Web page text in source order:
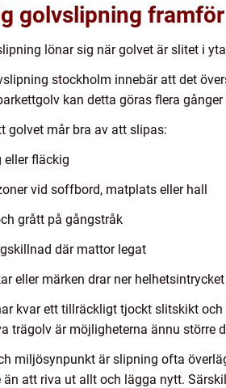
golvslipning
lönar sig när golvet är slitet i
stockholm innebär att det
kan detta göras flera
golvet mår bra av att slipas:
eller fläckig
vid soffbord, matplats eller hall
grått på gångstråk
där mattor legat
eller märken drar ner helhetsintrycket
kvar ett tillräckligt tjockt slitskikt
trägolv är möjligheterna ännu större
miljösynpunkt är slipning ofta
än att riva ut allt och lägga nytt.